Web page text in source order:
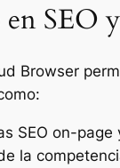
SEO
Browser
SEO on-page
la